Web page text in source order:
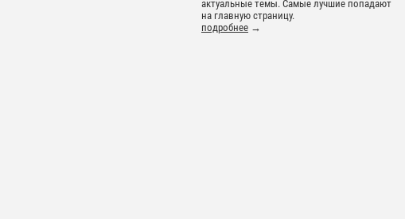
актуальные темы. Самые лучшие попадают
на главную страницу.
подробнее →